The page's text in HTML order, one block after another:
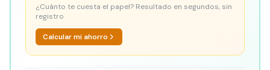
¿Cuánto te cuesta el papel? Resultado en segundos, sin
registro
Calcular mi ahorro